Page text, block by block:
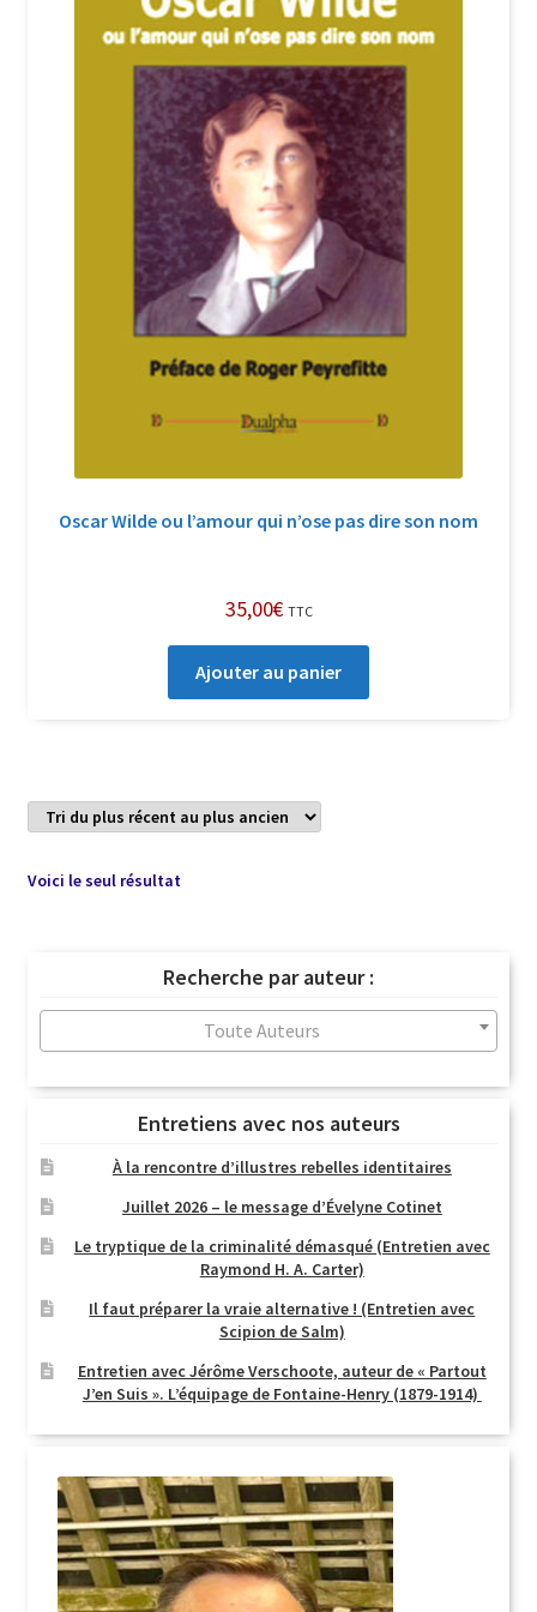
Login Customizer
Nous Contacter
Politique de confidentialité et cookies
Qui sommes-nous ?
Soutien à Philippe Randa
Suivi de la Commande
Oscar Wilde ou l’amour qui n’ose pas dire son nom
35,00€ TTC
Ajouter au panier
Voici le seul résultat
Recherche par auteur :
Toute Auteurs
Entretiens avec nos auteurs
À la rencontre d’illustres rebelles identitaires
Juillet 2026 – le message d’Évelyne Cotinet
Le tryptique de la criminalité démasqué (Entretien avec
Raymond H. A. Carter)
Il faut préparer la vraie alternative ! (Entretien avec
Scipion de Salm)
Entretien avec Jérôme Verschoote, auteur de « Partout
J’en Suis ». L’équipage de Fontaine-Henry (1879-1914)